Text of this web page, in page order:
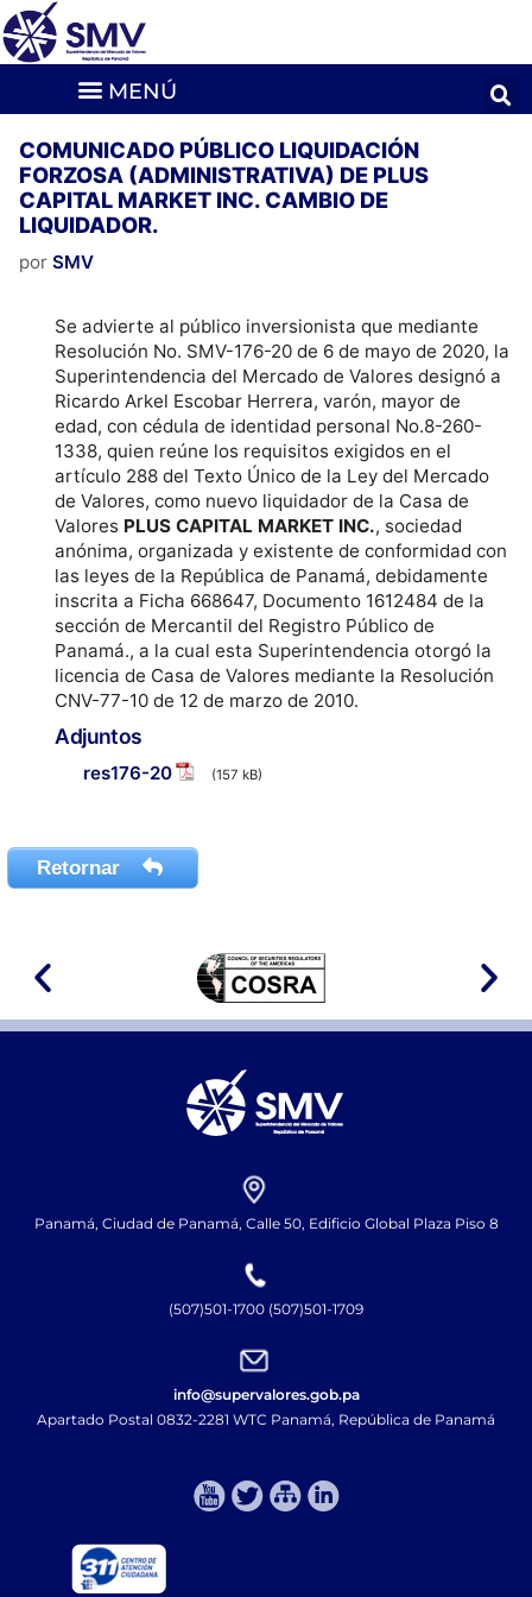
COMUNICADO PÚBLICO LIQUIDACIÓN
FORZOSA (ADMINISTRATIVA) DE PLUS
CAPITAL MARKET INC. CAMBIO DE
LIQUIDADOR.
por SMV
Se advierte al público inversionista que mediante
Resolución No. SMV-176-20 de 6 de mayo de 2020, la
Superintendencia del Mercado de Valores designó a
Ricardo Arkel Escobar Herrera, varón, mayor de
edad, con cédula de identidad personal No.8-260-
1338, quien reúne los requisitos exigidos en el
artículo 288 del Texto Único de la Ley del Mercado
de Valores, como nuevo liquidador de la Casa de
Valores PLUS CAPITAL MARKET INC., sociedad
anónima, organizada y existente de conformidad con
las leyes de la República de Panamá, debidamente
inscrita a Ficha 668647, Documento 1612484 de la
sección de Mercantil del Registro Público de
Panamá., a la cual esta Superintendencia otorgó la
licencia de Casa de Valores mediante la Resolución
CNV-77-10 de 12 de marzo de 2010.
Adjuntos
res176-20 (157 kB)
Retornar
Panamá, Ciudad de Panamá, Calle 50, Edificio Global Plaza Piso 8
(507)501-1700 (507)501-1709
info@supervalores.gob.pa
Apartado Postal 0832-2281 WTC Panamá, República de Panamá​